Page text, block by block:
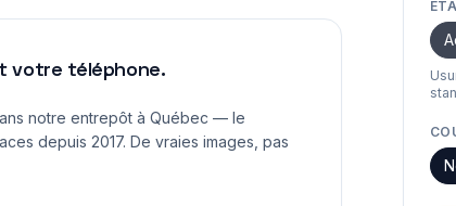
votre téléphone.
notre entrepôt à Québec — le
depuis 2017. De vraies images, pas